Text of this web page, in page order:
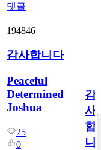
댓글
194846
감사합니다
Peaceful
Determined
Joshua
25
0
감
사
합
니